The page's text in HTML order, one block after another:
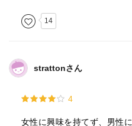
る形容詞が３つセットで用
ってそれを連ねるのが特徴）。
三島の小説がフランスでわ
つはここにあったのか！と
この三島の文体は、この当
14
strattonさん
4
女性に興味を持てず、男性